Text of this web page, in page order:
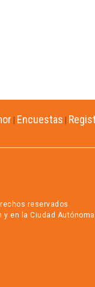
Encuestas
reservados
y en la Ciudad Autónoma